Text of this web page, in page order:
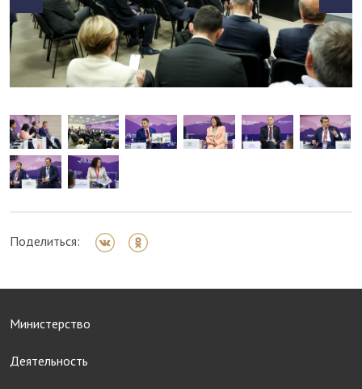
Поделиться:
Министерство
Деятельность